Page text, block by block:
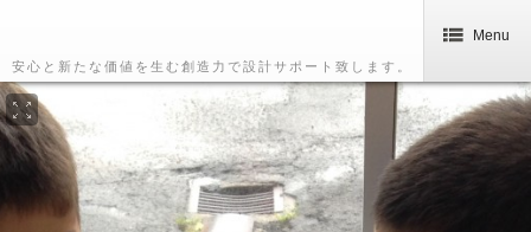
安心と新たな価値を生む創造力で設計サポート致します。
Menu